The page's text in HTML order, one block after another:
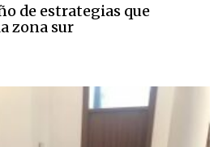
de estrategias que
zona sur